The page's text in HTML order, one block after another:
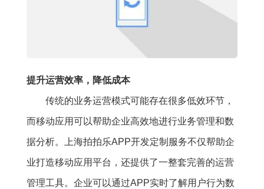
提升运营效率，降低成本
传统的业务运营模式可能存在很多低效环节，
而移动应用可以帮助企业高效地进行业务管理和数
据分析。上海拍拍乐APP开发定制服务不仅帮助企
业打造移动应用平台，还提供了一整套完善的运营
管理工具。企业可以通过APP实时了解用户行为数